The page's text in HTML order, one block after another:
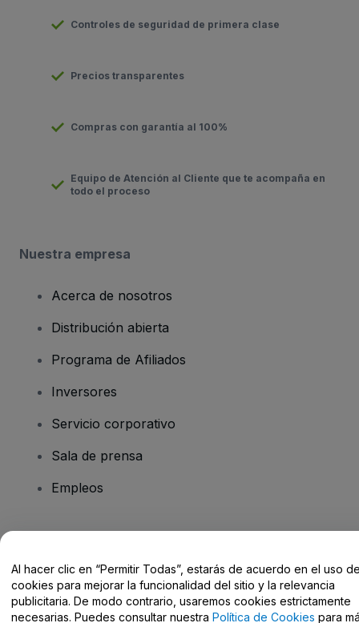
Controles de seguridad de primera clase
Precios transparentes
Compras con garantía al 100%
Equipo de Atención al Cliente que te acompaña en
todo el proceso
Nuestra empresa
Acerca de nosotros
Distribución abierta
Programa de Afiliados
Inversores
Servicio corporativo
Sala de prensa
Empleos
Centro de Ayuda / Contacto
Al hacer clic en “Permitir Todas”, estarás de acuerdo en el uso
cookies para mejorar la funcionalidad del sitio y la relevancia
publicitaria. De modo contrario, usaremos cookies estrictamente
necesarias. Puedes consultar nuestra Política de Cookies para